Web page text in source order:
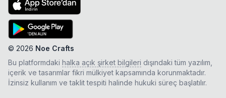
© 2026 Noe Crafts
Bu platformdaki halka açık şirket bilgileri dışındaki tüm yazılım,
içerik ve tasarımlar fikri mülkiyet kapsamında korunmaktadır.
İzinsiz kullanım ve taklit tespiti halinde hukuki süreç başlatılır.